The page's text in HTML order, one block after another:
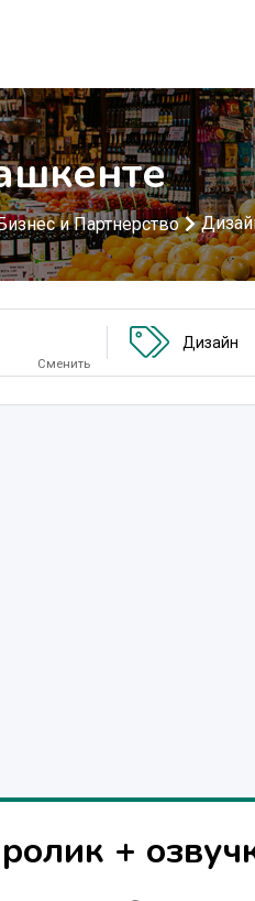
и Партнерство
Сменить
Дизайн
+